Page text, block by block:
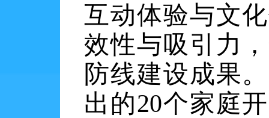
互动体验与文
效性与吸引力
防线建设成果
出的20个家庭